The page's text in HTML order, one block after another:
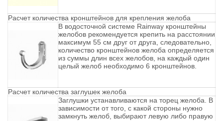
Расчет количества кронштейнов для крепления желоба
В водосточной системе Rainway кронштейны
желобов рекомендуется крепить на расстоянии
максимум 55 см друг от друга, следовательно,
количество кронштейнов желоба определяется
из суммы длин всех желобов, на каждый один
целый желоб необходимо 6 кронштейнов.
Расчет количества заглушек желоба
Заглушки устанавливаются на торец желоба. В
зависимости от того, с какой стороны нужно
замкнуть желоб, выбирают левую либо правую